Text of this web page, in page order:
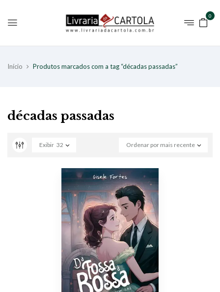
0
Início Produtos marcados com a tag “décadas passadas”
décadas passadas
Ordenar por mais recente
Exibir 32